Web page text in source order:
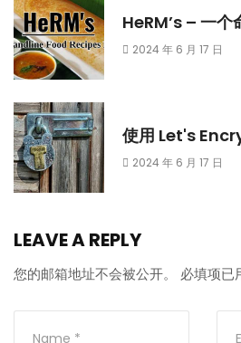
HeRM’s – 一
2024 年 6 月 17 日
使用 Let's
2024 年 6 月 17 日
LEAVE A REPLY
您的邮箱地址不会被公开。 必填项已